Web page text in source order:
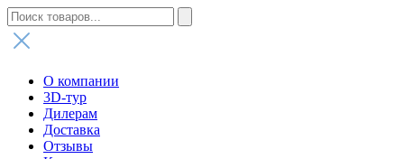
О компании
3D-тур
Дилерам
Доставка
Отзывы